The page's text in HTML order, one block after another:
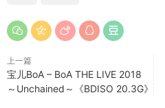
上一篇
宝儿BoA – BoA THE LIVE 2018
～Unchained～《BDISO 20.3G》